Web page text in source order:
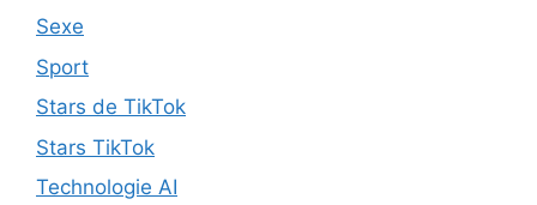
Sexe
Sport
Stars de TikTok
Stars TikTok
Technologie AI